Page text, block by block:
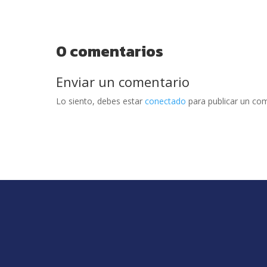
0 comentarios
Enviar un comentario
Lo siento, debes estarconectado para publicar un